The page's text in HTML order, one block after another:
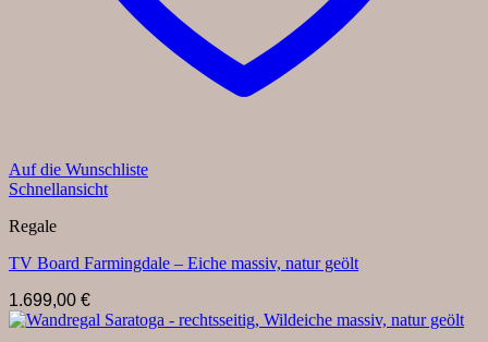
Auf die Wunschliste
Schnellansicht
Regale
TV Board Farmingdale – Eiche massiv, natur geölt
1.699,00 €